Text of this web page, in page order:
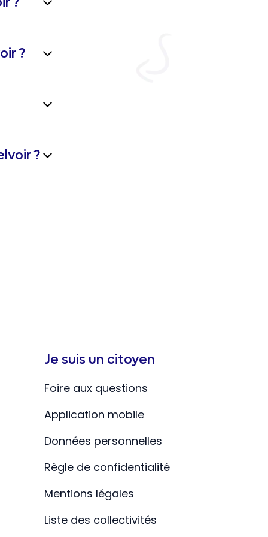
?
?
Je suis un citoyen
Foire aux questions
Application mobile
Données personnelles
Règle de confidentialité
Mentions légales
Liste des collectivités